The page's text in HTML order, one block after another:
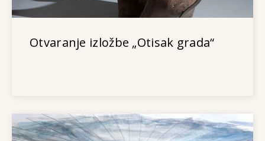
Otvaranje izložbe „Otisak grada“